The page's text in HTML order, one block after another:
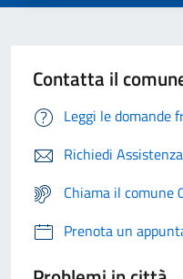
Contatta il
Leggi le domande
Richiedi Assistenza
Chiama il comune
Prenota un